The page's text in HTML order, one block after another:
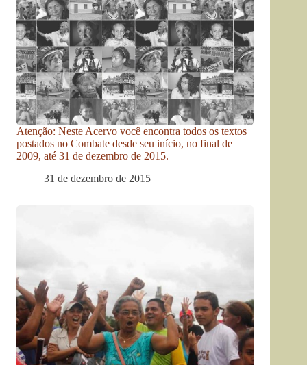
Atenção: Neste Acervo você encontra todos os textos
postados no Combate desde seu início, no final de
2009, até 31 de dezembro de 2015.
31 de dezembro de 2015